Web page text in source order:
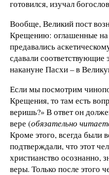
готовился, изучал
Вообще, Великий пост
Крещению: оглашенные на
предавались
сдавали соответствующие
накануне Пасхи – в
Если мы посмотрим
Крещения, то там есть
веришь?» В ответ он
вере (обязательно
Кроме этого, всегда были
подтверждали, что этот
христианство осознанно,
веры. Только после этого